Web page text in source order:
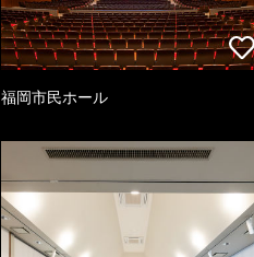
福岡市民ホール